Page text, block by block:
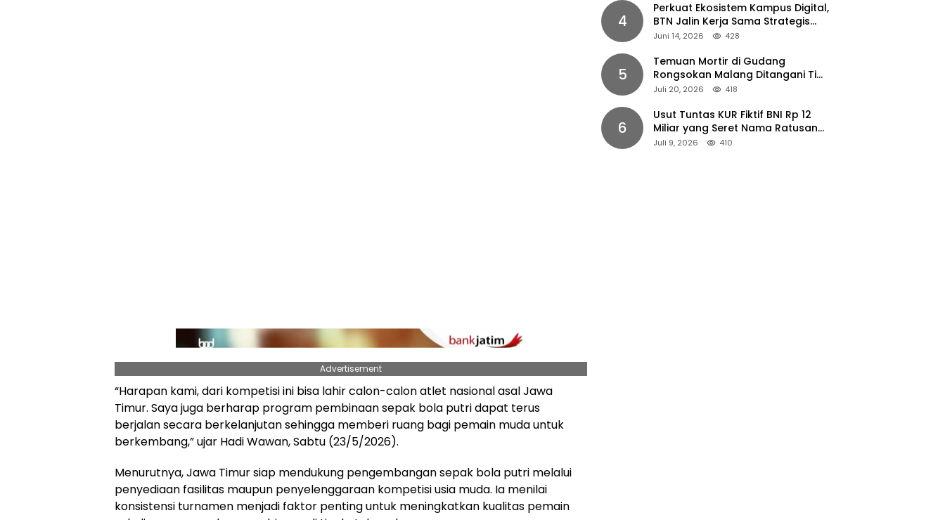
Advertisement
“Harapan kami, dari kompetisi ini bisa lahir calon-calon atlet nasional asal Jawa
Timur. Saya juga berharap program pembinaan sepak bola putri dapat terus
berjalan secara berkelanjutan sehingga memberi ruang bagi pemain muda untuk
berkembang,” ujar Hadi Wawan, Sabtu (23/5/2026).
Menurutnya, Jawa Timur siap mendukung pengembangan sepak bola putri melalui
penyediaan fasilitas maupun penyelenggaraan kompetisi usia muda. Ia menilai
konsistensi turnamen menjadi faktor penting untuk meningkatkan kualitas pemain
4
Perkuat Ekosistem Kampus Digital,
BTN Jalin Kerja Sama Strategis
dengan UNAIR
Juni 14, 2026 428
5
Temuan Mortir di Gudang
Rongsokan Malang Ditangani Tim
Gegana Polda Jatim
Juli 20, 2026 418
6
Usut Tuntas KUR Fiktif BNI Rp 12
Miliar yang Seret Nama Ratusan
Petani Jember
Juli 9, 2026 410